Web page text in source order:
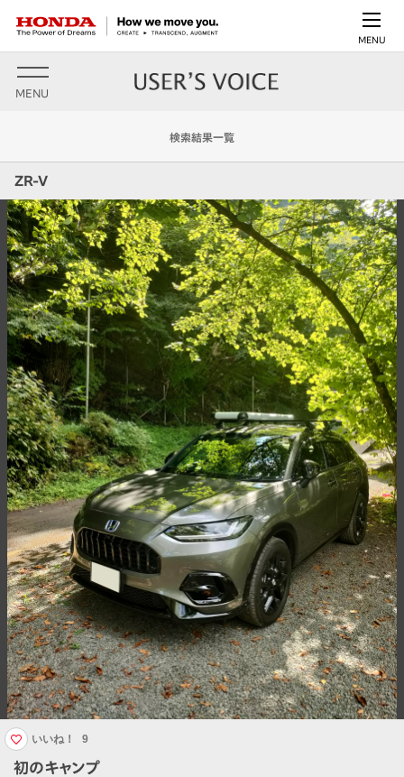
MENU
MENU
検索結果一覧
ZR-V
初のキャンプ
いいね！ 9